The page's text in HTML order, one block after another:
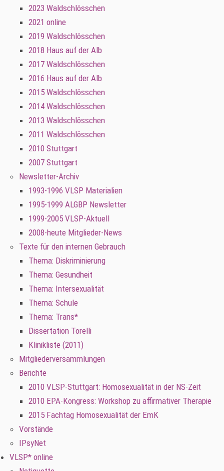
2023 Waldschlösschen
2021 online
2019 Waldschlösschen
2018 Haus auf der Alb
2017 Waldschlösschen
2016 Haus auf der Alb
2015 Waldschlösschen
2014 Waldschlösschen
2013 Waldschlösschen
2011 Waldschlösschen
2010 Stuttgart
2007 Stuttgart
Newsletter-Archiv
1993-1996 VLSP Materialien
1995-1999 ALGBP Newsletter
1999-2005 VLSP-Aktuell
2008-heute Mitglieder-News
Texte für den internen Gebrauch
Thema: Diskriminierung
Thema: Gesundheit
Thema: Intersexualität
Thema: Schule
Thema: Trans*
Dissertation Torelli
Klinikliste (2011)
Mitgliederversammlungen
Berichte
2010 VLSP-Stuttgart: Homosexualität in der NS-Zeit
2010 EPA-Kongress: Workshop zu affirmativer Therapie
2015 Fachtag Homosexualität der EmK
Vorstände
IPsyNet
VLSP* online